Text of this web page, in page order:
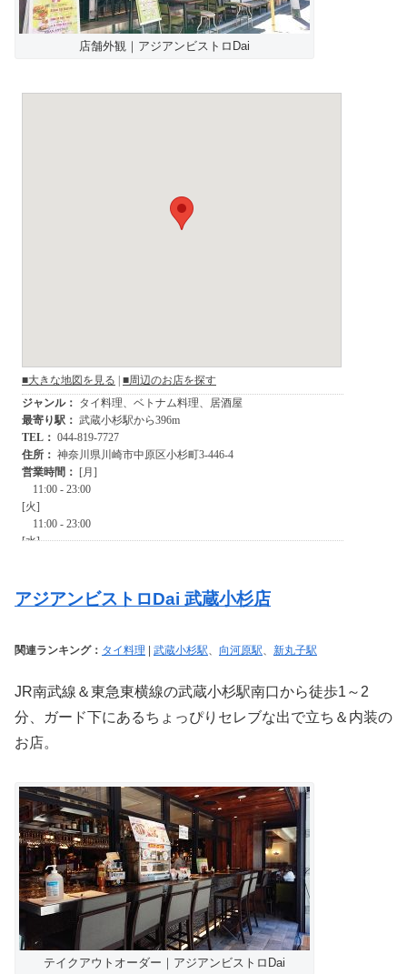
店舗外観｜アジアンビストロDai
アジアンビストロDai 武蔵小杉店
関連ランキング： タイ料理 | 武蔵小杉駅 向河原駅 新丸子駅
JR南武線＆東急東横線の武蔵小杉駅南口から徒歩1～2
分、ガード下にあるちょっぴりセレブな出で立ち＆内装の
お店。
テイクアウトオーダー｜アジアンビストロDai